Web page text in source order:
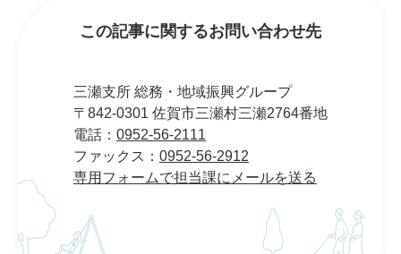
この記事に関するお問い合わせ先
三瀬支所 総務・地域振興グループ
〒842-0301 佐賀市三瀬村三瀬2764番地
電話： 0952-56-2111
ファックス： 0952-56-2912
専用フォームで担当課にメールを送る